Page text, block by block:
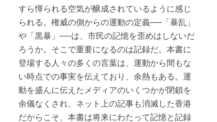
すら憚られる空気が醸成されているように感じ
られる。権威の側からの運動の定義──「暴乱」
や「黒暴」──は、市民の記憶を歪めはしないだ
ろうか。そこで重要になるのは記録だ。本書に
登場する人々の多くの言葉は、運動から間もな
い時点での事実を伝えており、余熱もある。運
動を盛んに伝えたメディアのいくつかが閉鎖を
余儀なくされ、ネット上の記事も消滅した香港
だからこそ、本書は将来にわたって記憶と記録